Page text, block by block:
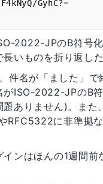
2022-JPのB符号
いものを折り返し
件名が「ました」で
がISO-2022-JPのB
ありません)。ま
RFC5322に非準拠
ンはほんの1週間